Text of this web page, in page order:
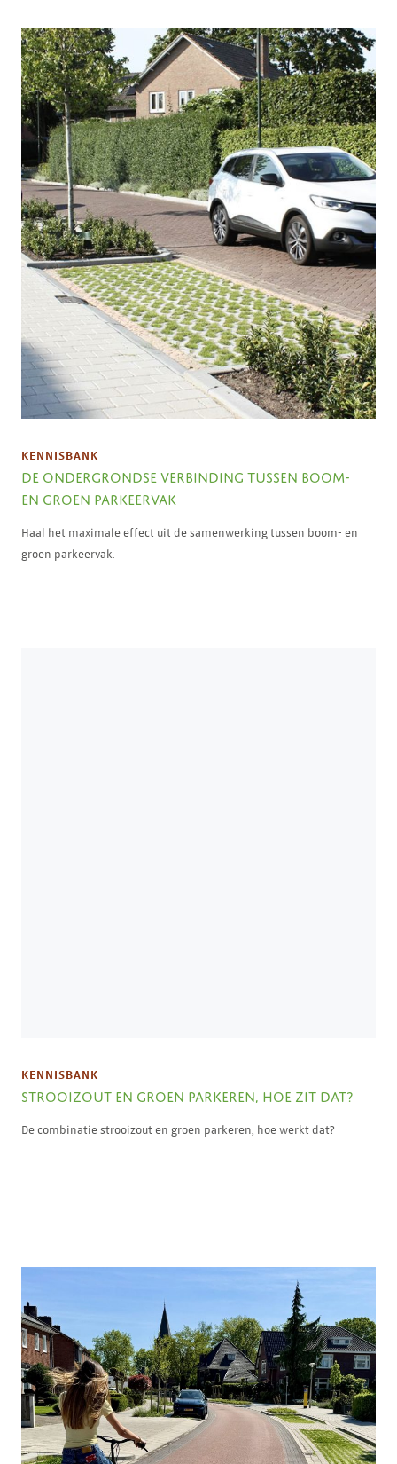
KENNISBANK
DE ONDERGRONDSE VERBINDING TUSSEN BOOM-
EN GROEN PARKEERVAK
Haal het maximale effect uit de samenwerking tussen boom- en
groen parkeervak.
KENNISBANK
STROOIZOUT EN GROEN PARKEREN, HOE ZIT DAT?
De combinatie strooizout en groen parkeren, hoe werkt dat?